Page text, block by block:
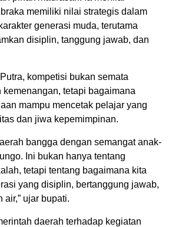
memiliki nilai strategis dalam
generasi muda, terutama
disiplin, tanggung jawab, dan
kompetisi bukan semata
kemenangan, tetapi bagaimana
mampu mencetak pelajar yang
dan jiwa kepemimpinan.
bangga dengan semangat anak-
Ini bukan hanya tentang
tetapi tentang bagaimana kita
yang disiplin, bertanggung jawab,
air,” ujar bupati.
daerah terhadap kegiatan